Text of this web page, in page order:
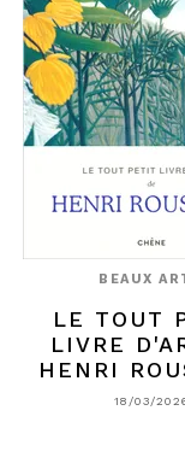
BEAUX
LE TOUT
LIVRE
HENRI
18/03/